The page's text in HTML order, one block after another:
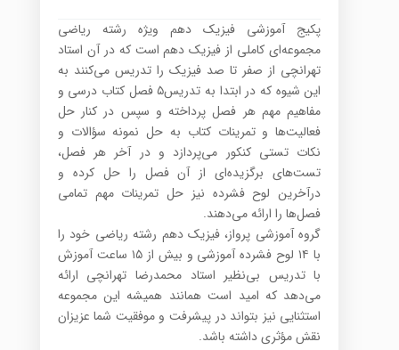
پکیج آموزشی فیزیک دهم ویژه رشته ریاضی
مجموعه‌ای کاملی از فیزیک دهم است که در آن استاد
تهرانچی از صفر تا صد فیزیک را تدریس می‌کنند به
این شیوه که در ابتدا به تدریس۵ فصل کتاب درسی و
مفاهیم مهم هر فصل پرداخته و سپس در کنار حل
فعالیت‌ها و تمرینات کتاب به حل نمونه سؤالات و
نکات تستی کنکور می‌پردازد و در آخر هر فصل،
تست‌های برگزیده‌ای از آن فصل را حل کرده و
درآخرین لوح فشرده نیز حل تمرینات مهم تمامی
فصل‌ها را ارائه می‌‌دهند.
گروه آموزشی پرواز، فیزیک دهم رشته ریاضی خود را
با ۱۴ لوح فشرده آموزشی و بیش از ۱۵ ساعت آموزش
با تدریس بی‌نظیر استاد محمدرضا تهرانچی ارائه
می‌دهد که امید است همانند همیشه این مجموعه
استثنایی نیز بتواند در پیشرفت و موفقیت شما عزیزان
نقش مؤثری داشته باشد.